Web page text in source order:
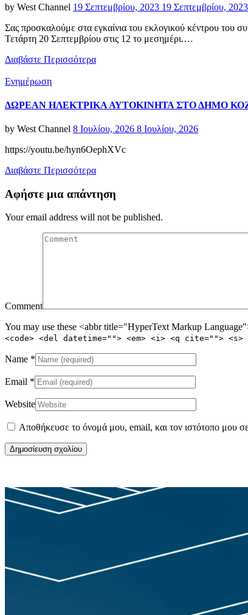
by West Channel Posted
19 Σεπτεμβρίου, 2023 19 Σεπτεμβρίου, 2023
Σας προσκαλούμε στα εγκαίνια του εκλογικού κέντρου
Τετάρτη 20 Σεπτεμβρίου στις 12 το μεσημέρι.…
Διαβάστε Περισσότερα
Categories
Ενημέρωση
ΔΩΡΕΑΝ ΗΛΕΚΤΡΙΚΑ ΑΥΤΟΚΙΝΗΤΑ ΣΤΟ ΔΗΜΟ
by West Channel Posted
8 Ιουλίου, 2026 8 Ιουλίου, 2026
https://youtu.be/hyn6OephXVc
Διαβάστε Περισσότερα
Αφήστε μια απάντηση
Your email address will not be published.
Comment
You may use these <abbr title="HyperText Markup
<code> <del datetime=""> <em> <i> <q cite="">
Name *
Email *
Website
Αποθήκευσε το όνομά μου, email, και τον ιστότοπο μου